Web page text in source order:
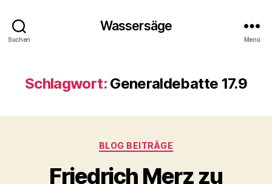
Suchen
Wassersäge
Menü
Schlagwort: Generaldebatte 17.9
Kategorien
BLOG BEITRÄGE
Friedrich Merz zu